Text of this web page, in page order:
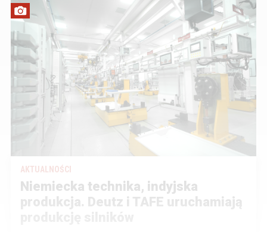
AKTUALNOŚCI
Niemiecka technika, indyjska
produkcja. Deutz i TAFE uruchamiają